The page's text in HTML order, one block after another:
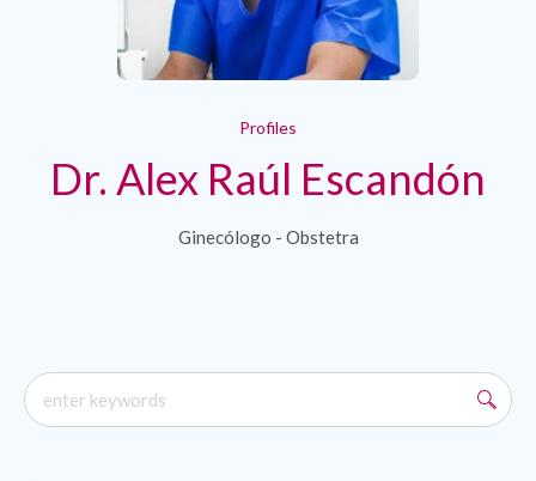
Profiles
Dr. Alex Raúl Escandón
Ginecólogo - Obstetra